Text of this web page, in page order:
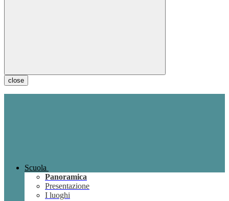
close
Scuola
Panoramica
Presentazione
I luoghi